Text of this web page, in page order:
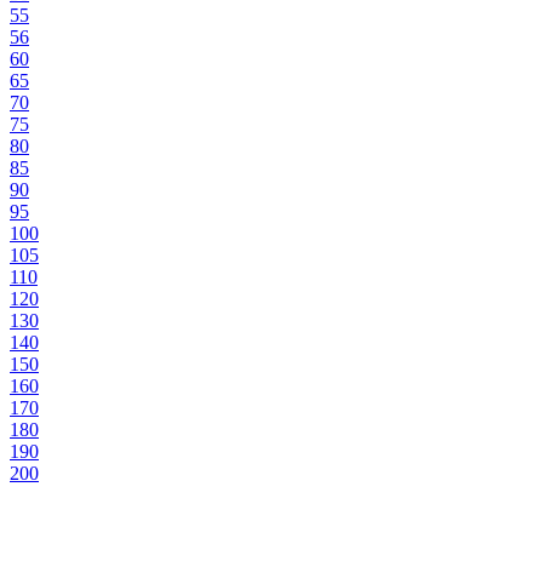
55
56
60
65
70
75
80
85
90
95
100
105
110
120
130
140
150
160
170
180
190
200